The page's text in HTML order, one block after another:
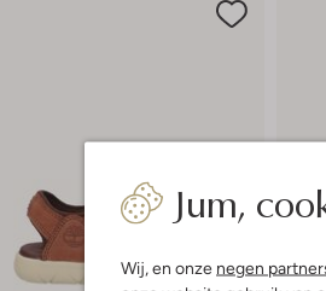
Jum,
Wij, en onze negen